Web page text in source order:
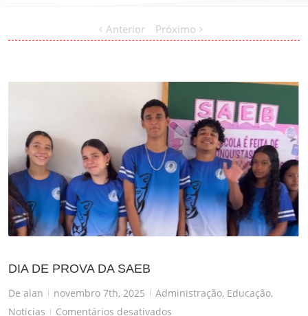
Anterior Próximo
DIA DE PROVA DA SAEB
De alan | novembro 7th, 2025 | Administração, Educação,
Noticias
| Comentários desativados